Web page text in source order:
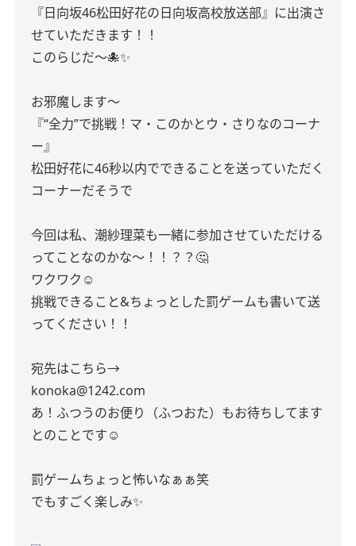
『日向坂46松田好花の日向坂高校放送部』に出演さ
せていただきます！！
このらじだ〜🐙✨
お邪魔します〜
『“全力”で挑戦！マ・このかとウ・さりなのコーナ
ー』
松田好花に46秒以内でできることを送っていただく
コーナーだそうで
今回は私、潮紗理菜も一緒に参加させていただける
ってことなのかな〜！！？？🤔
ワクワク☺︎
挑戦できること&ちょっとした罰ゲームも書いて送
ってください！！
宛先はこちら→
konoka@1242.com
あ！ふつうのお便り（ふつおた）もお待ちしてます
とのことです☺︎
罰ゲームちょっと怖いなぁぁ笑
でもすごく楽しみ✨